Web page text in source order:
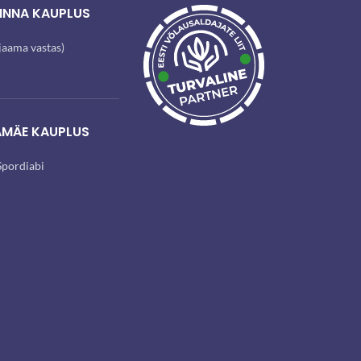
KAUPLUS
vastas)
KAUPLUS